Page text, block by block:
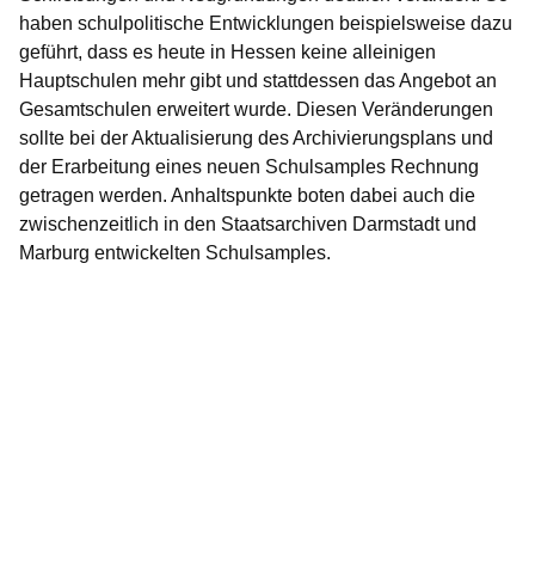
haben schulpolitische Entwicklungen beispielsweise dazu
geführt, dass es heute in Hessen keine alleinigen
Hauptschulen mehr gibt und stattdessen das Angebot an
Gesamtschulen erweitert wurde. Diesen Veränderungen
sollte bei der Aktualisierung des Archivierungsplans und
der Erarbeitung eines neuen Schulsamples Rechnung
getragen werden. Anhaltspunkte boten dabei auch die
zwischenzeitlich in den Staatsarchiven Darmstadt und
Marburg entwickelten Schulsamples.